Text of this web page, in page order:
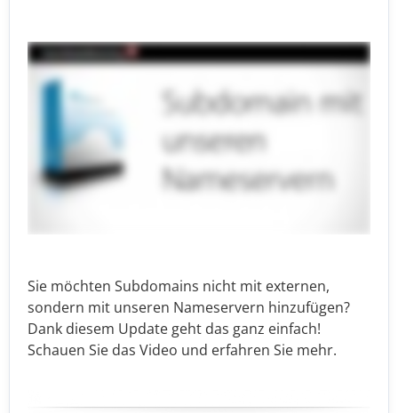
Sie möchten Subdomains nicht mit externen,
sondern mit unseren Nameservern hinzufügen?
Dank diesem Update geht das ganz einfach!
Schauen Sie das Video und erfahren Sie mehr.